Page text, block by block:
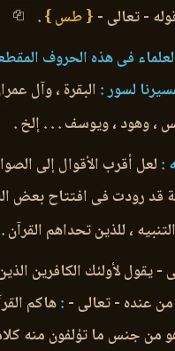
- تعالى - { طس }.
فى هذه الحروف
لسور : البقرة ، وآل
، وهود ، ويوسف . . . إلخ .
: لعل أقرب الأقوال إلى
قد رودت فى افتتاح بعض
، للذين تحداهم القرآن .
- يقول لأولئك الكافرين
عنده - تعالى - :هاكم
من جنس ما تؤلفون منه